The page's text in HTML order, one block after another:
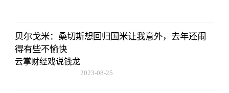
贝尔戈米：桑切斯想回归国米让我意外，去年还闹
得有些不愉快
云掌财经戏说钱龙
2023-08-25